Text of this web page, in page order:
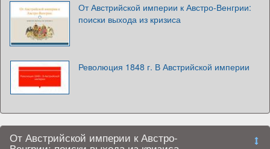
От Австрийской империи к Австро-Венгрии:
поиски выхода из кризиса
Революция 1848 г. В Австрийской империи
От Австрийской империи к Австро-